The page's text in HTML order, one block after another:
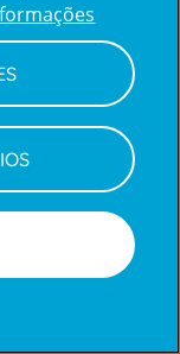
e Cookies